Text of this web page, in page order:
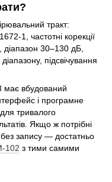
тракт:
1, частотні корекції
діапазон 30–130 дБ,
підсвічування
має вбудований
і програмне
тривалого
Якщо ж потрібні
запису — достатньо
102 з тими самими